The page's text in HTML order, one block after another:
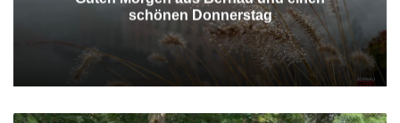
schönen Donnerstag